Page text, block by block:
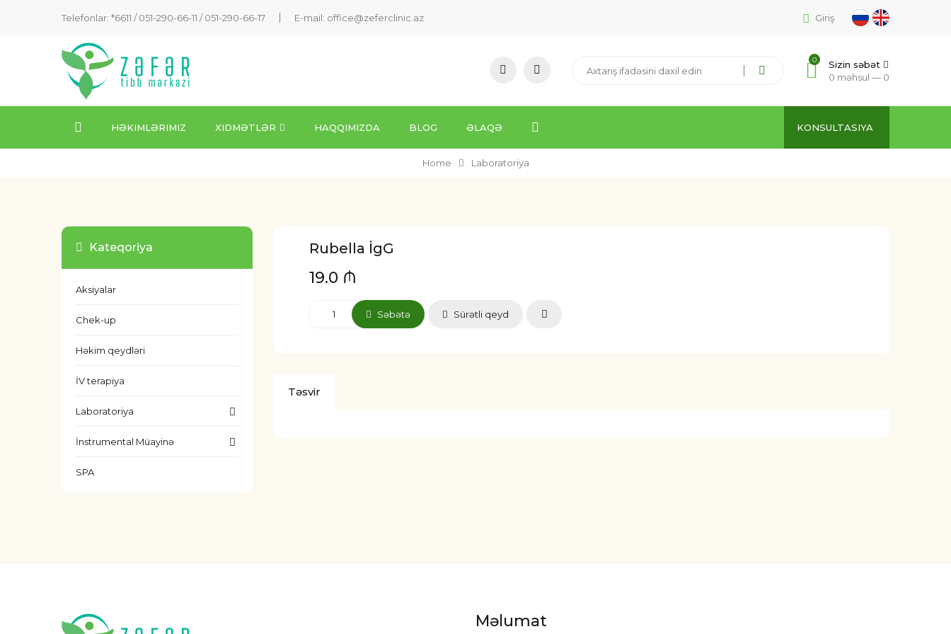
Telefonlar: *6611 /051-290-66-11 /051-290-66-17 E-mail: office@zeferclinic.az Giriş
0
Sizin səbət
0 məhsul — 0
HƏKIMLƏRIMIZ XIDMƏTLƏR HAQQIMIZDA BLOG ƏLAQƏ KONSULTASIYA
Home Laboratoriya
Rubella İgG
19.0 ₼
Səbətə Sürətli qeyd
Təsvir
Kateqoriya
Aksiyalar
Chek-up
Həkim qeydləri
İV terapiya
Laboratoriya
İnstrumental Müayinə
SPA
Məlumat